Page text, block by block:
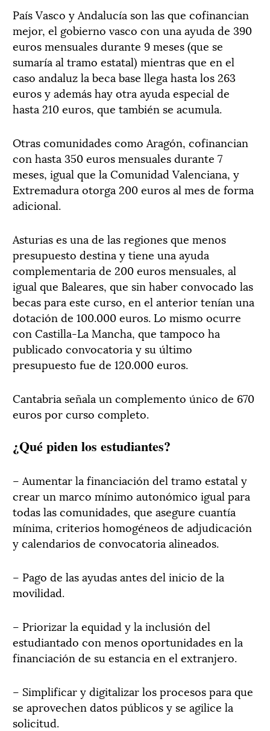
País Vasco y Andalucía son las que cofinancian
mejor, el gobierno vasco con una ayuda de 390
euros mensuales durante 9 meses (que se
sumaría al tramo estatal) mientras que en el
caso andaluz la beca base llega hasta los 263
euros y además hay otra ayuda especial de
hasta 210 euros, que también se acumula.
Otras comunidades como Aragón, cofinancian
con hasta 350 euros mensuales durante 7
meses, igual que la Comunidad Valenciana, y
Extremadura otorga 200 euros al mes de forma
adicional.
Asturias es una de las regiones que menos
presupuesto destina y tiene una ayuda
complementaria de 200 euros mensuales, al
igual que Baleares, que sin haber convocado las
becas para este curso, en el anterior tenían una
dotación de 100.000 euros. Lo mismo ocurre
con Castilla-La Mancha, que tampoco ha
publicado convocatoria y su último
presupuesto fue de 120.000 euros.
Cantabria señala un complemento único de 670
euros por curso completo.
¿Qué piden los estudiantes?
– Aumentar la financiación del tramo estatal y
crear un marco mínimo autonómico igual para
todas las comunidades, que asegure cuantía
mínima, criterios homogéneos de adjudicación
y calendarios de convocatoria alineados.
– Pago de las ayudas antes del inicio de la
movilidad.
– Priorizar la equidad y la inclusión del
estudiantado con menos oportunidades en la
financiación de su estancia en el extranjero.
– Simplificar y digitalizar los procesos para que
se aprovechen datos públicos y se agilice la
solicitud.